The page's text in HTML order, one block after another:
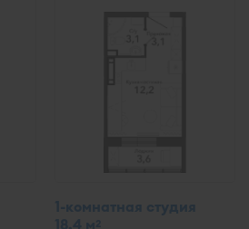
1-комнатная студия
18,4 м2